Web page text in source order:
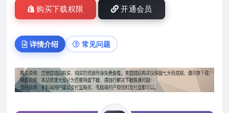
购买下载权限 开通会员
详情介绍 常见问题